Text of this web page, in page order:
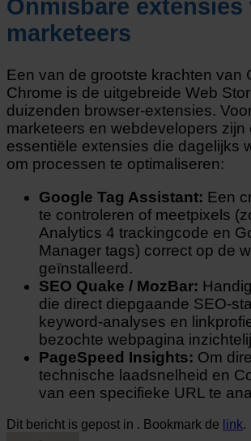
Onmisbare extensies
marketeers
Een van de grootste krachten van
Chrome is de uitgebreide Web
duizenden browser-extensies.
marketeers en webdevelopers zijn
essentiële extensies die dagelijks
om processen te optimaliseren:
Google Tag Assistant: Een
te controleren of meetpixels
Analytics 4 trackingcode en
Manager tags) correct op de
geïnstalleerd.
SEO Quake / MozBar:
die direct diepgaande SEO-
keyword-analyses en
bezochte webpagina
PageSpeed Insights: Om
technische laadsnelheid en
van een specifieke URL te
Dit bericht is gepost in . Bookmark de link.